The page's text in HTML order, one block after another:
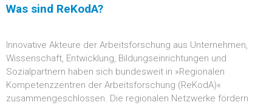
Was sind ReKodA?
Innovative Akteure der Arbeitsforschung aus Unternehmen,
Wissenschaft, Entwicklung, Bildungseinrichtungen und
Sozialpartnern haben sich bundesweit in »Regionalen
Kompetenzzentren der Arbeitsforschung (ReKodA)«
zusammengeschlossen. Die regionalen Netzwerke fördern